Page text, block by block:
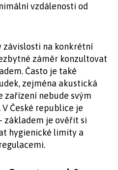
vzdálenosti od
závislosti na konkrétní
záměr konzultovat
Často je také
zejména akustická
zařízení nebude svým
České republice je
základem je ověřit si
hygienické limity a